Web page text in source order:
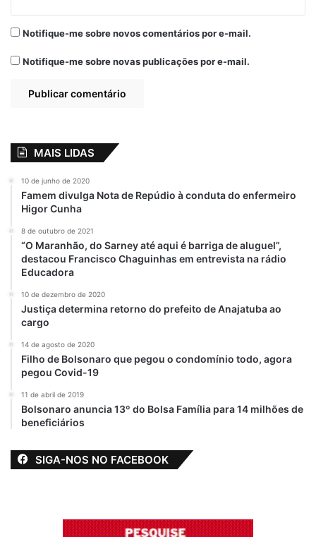
Notifique-me sobre novos comentários por e-mail.
Notifique-me sobre novas publicações por e-mail.
MAIS LIDAS
10 de junho de 2020
Famem divulga Nota de Repúdio à conduta do enfermeiro
Higor Cunha
8 de outubro de 2021
“O Maranhão, do Sarney até aqui é barriga de aluguel”,
destacou Francisco Chaguinhas em entrevista na rádio
Educadora
10 de dezembro de 2020
Justiça determina retorno do prefeito de Anajatuba ao
cargo
14 de agosto de 2020
Filho de Bolsonaro que pegou o condomínio todo, agora
pegou Covid-19
11 de abril de 2019
Bolsonaro anuncia 13º do Bolsa Família para 14 milhões de
beneficiários
SIGA-NOS NO FACEBOOK